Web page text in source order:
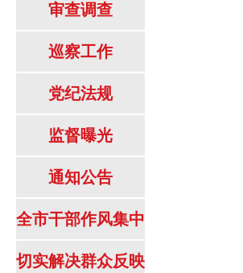
审查调查
巡察工作
党纪法规
监督曝光
通知公告
全市干部作风集中
整顿
切实解决群众反映